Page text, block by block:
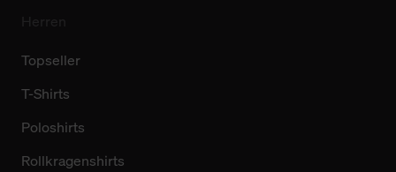
Topseller
T-Shirts
Poloshirts
Rollkragenshirts